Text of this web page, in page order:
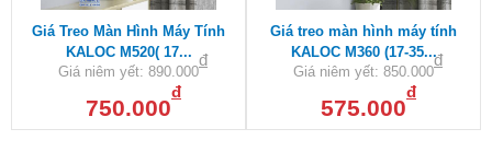
Giá Treo Màn Hình Máy Tính
KALOC M520( 17...
Giá niêm yết: 890.000
đ
750.000
đ
Giá treo màn hình máy tính
KALOC M360 (17-35...
Giá niêm yết: 850.000
đ
575.000
đ